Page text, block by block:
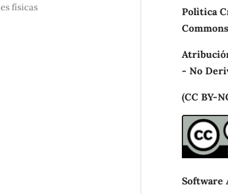
físicas
Polìtica
Commons
- No
(CC BY-
Software